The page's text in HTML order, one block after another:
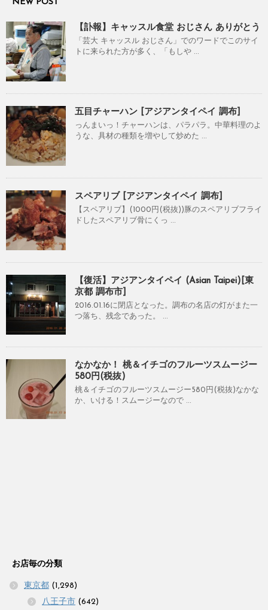
NEW POST
【訃報】キャッスル食堂 おじさん ありがとう
「芸大 キャッスル おじさん」でのワードでこのサイ
トに来られた方が多く、「もしや ...
五目チャーハン [アジアンタイペイ 調布]
っんまいっ！チャーハンは、パラパラ。中華料理のよ
うな、具材の種類を増やして炒めた ...
スペアリブ [アジアンタイペイ 調布]
【スペアリブ】(1000円(税抜))豚のスペアリブフライ
ドしたスペアリブ骨にくっ ...
【復活】アジアンタイペイ (Asian Taipei)[東
京都 調布市]
2016.01.16に閉店となった。調布の名店の灯がまた一
つ落ち、残念であった。 ...
なかなか！ 桃＆イチゴのフルーツスムージー
580円(税抜)
桃＆イチゴのフルーツスムージー580円(税抜)なかな
か、いける！スムージーなので ...
お店毎の分類
東京都 (1,298)
八王子市 (642)